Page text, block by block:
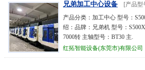
兄弟加工中心设备
[产品型
产品分类：加工中心 型号：
绍：品牌：兄弟机 型号：
7000转 主轴型号：BT30 主.
红拓智能设备(东莞市)有限公司